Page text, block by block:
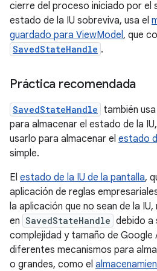
cierre del proceso iniciado por el
estado de la IU sobreviva, usa el
guardado para ViewModel, que
SavedStateHandle .
Práctica recomendada
SavedStateHandle también
para almacenar el estado de la
usarlo para almacenar el estado
simple.
El estado de la IU de la pantalla,
aplicación de reglas
la aplicación que no sean de la
en SavedStateHandle debido a
complejidad y tamaño de Google
diferentes mecanismos para
o grandes, como el